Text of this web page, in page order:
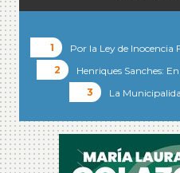
Por la Ley de Inocencia
Henriques Sanches:
La